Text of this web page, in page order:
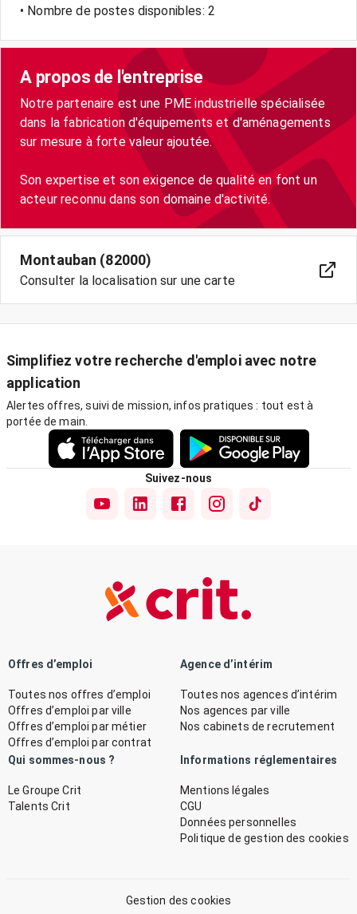
• Nombre de postes disponibles: 2
A propos de l'entreprise
Notre partenaire est une PME industrielle spécialisée
dans la fabrication d'équipements et d'aménagements
sur mesure à forte valeur ajoutée.
Son expertise et son exigence de qualité en font un
acteur reconnu dans son domaine d'activité.
Montauban (82000)
Consulter la localisation sur une carte
Simplifiez votre recherche d'emploi avec notre
application
Alertes offres, suivi de mission, infos pratiques : tout est à
portée de main.
Suivez-nous
Offres d’emploi
Toutes nos offres d’emploi
Offres d’emploi par ville
Offres d’emploi par métier
Offres d’emploi par contrat
Agence d’intérim
Toutes nos agences d’intérim
Nos agences par ville
Nos cabinets de recrutement
Qui sommes-nous ?
Le Groupe Crit
Talents Crit
Informations réglementaires
Mentions légales
CGU
Données personnelles
Politique de gestion des cookies
Gestion des cookies